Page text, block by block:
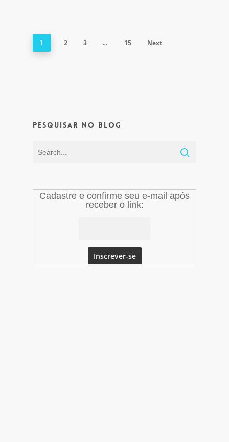
1 2 3 … 15 Next
Pesquisar no Blog
Cadastre e confirme seu e-mail após
receber o link: